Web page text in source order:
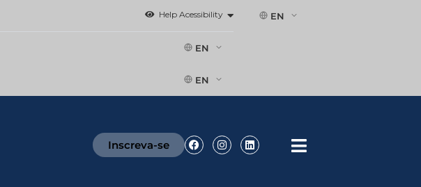
Help Acessibility EN
EN
EN
Inscreva-se Facebook
InstagramLinkedin